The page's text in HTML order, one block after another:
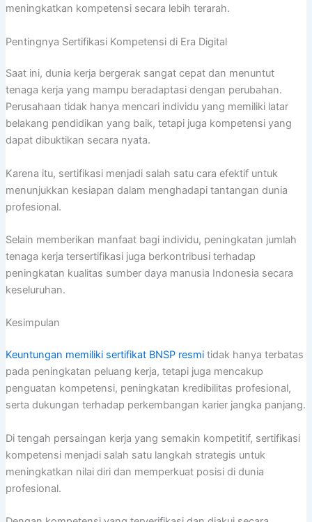
meningkatkan kompetensi secara lebih terarah.
Pentingnya Sertifikasi Kompetensi di Era Digital
Saat ini, dunia kerja bergerak sangat cepat dan menuntut
tenaga kerja yang mampu beradaptasi dengan perubahan.
Perusahaan tidak hanya mencari individu yang memiliki latar
belakang pendidikan yang baik, tetapi juga kompetensi yang
dapat dibuktikan secara nyata.
Karena itu, sertifikasi menjadi salah satu cara efektif untuk
menunjukkan kesiapan dalam menghadapi tantangan dunia
profesional.
Selain memberikan manfaat bagi individu, peningkatan jumlah
tenaga kerja tersertifikasi juga berkontribusi terhadap
peningkatan kualitas sumber daya manusia Indonesia secara
keseluruhan.
Kesimpulan
Keuntungan memiliki sertifikat BNSP resmi tidak hanya terbatas
pada peningkatan peluang kerja, tetapi juga mencakup
penguatan kompetensi, peningkatan kredibilitas profesional,
serta dukungan terhadap perkembangan karier jangka panjang.
Di tengah persaingan kerja yang semakin kompetitif, sertifikasi
kompetensi menjadi salah satu langkah strategis untuk
meningkatkan nilai diri dan memperkuat posisi di dunia
profesional.